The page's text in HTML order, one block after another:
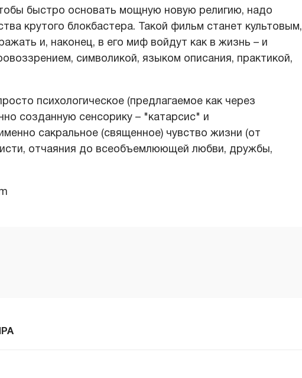
быстро основать мощную новую религию, надо
крутого блокбастера. Такой фильм станет культовым,
и, наконец, в его миф войдут как в жизнь – и
символикой, языком описания, практикой,
психологическое (предлагаемое как через
созданную сенсорику – "катарсис" и
сакральное (священное) чувство жизни (от
отчаяния до всеобъемлюющей любви, дружбы,